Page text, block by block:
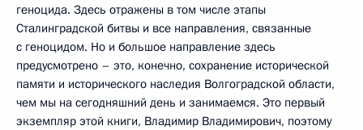
геноцида. Здесь отражены в том числе этапы
Сталинградской битвы и все направления, связанные
с геноцидом. Но и большое направление здесь
предусмотрено – это, конечно, сохранение исторической
памяти и исторического наследия Волгоградской области,
чем мы на сегодняшний день и занимаемся. Это первый
экземпляр этой книги, Владимир Владимирович, поэтому